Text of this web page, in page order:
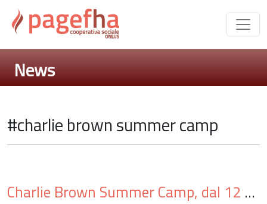
News
#charlie brown summer camp
Charlie Brown Summer Camp, dal 12 giugno via all’edizione 2023